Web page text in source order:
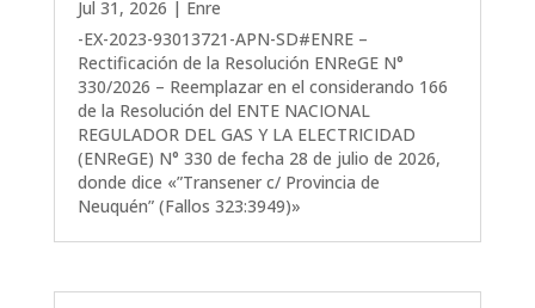
Jul 31, 2026 | Enre
-EX-2023-93013721-APN-SD#ENRE –
Rectificación de la Resolución ENReGE N°
330/2026 – Reemplazar en el considerando 166
de la Resolución del ENTE NACIONAL
REGULADOR DEL GAS Y LA ELECTRICIDAD
(ENReGE) N° 330 de fecha 28 de julio de 2026,
donde dice «”Transener c/ Provincia de
Neuquén” (Fallos 323:3949)»